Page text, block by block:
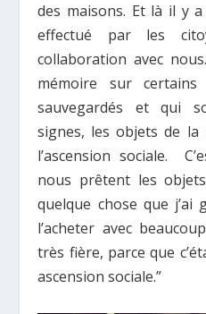
des maisons. Et là il y
effectué par les
collaboration avec
mémoire sur
sauvegardés et qui
signes, les objets de
l’ascension sociale.
nous prêtent les
quelque chose que j’ai
l’acheter avec
très fière, parce que
ascension sociale.”